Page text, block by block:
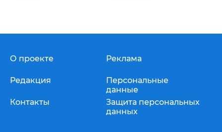
О проекте
Редакция
Контакты
Реклама
Персональные
данные
Защита персональных
данных